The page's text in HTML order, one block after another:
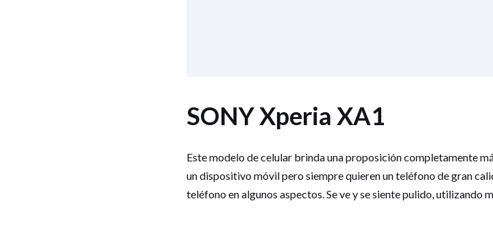
SONY Xperia XA1
Este modelo de celular brinda una proposición completamente
un dispositivo móvil pero siempre quieren un teléfono de gran
teléfono en algunos aspectos. Se ve y se siente pulido, utilizando